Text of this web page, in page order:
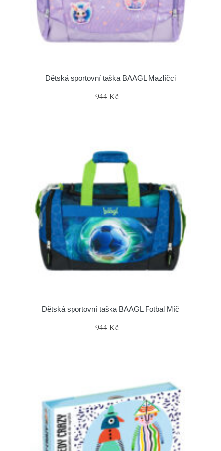
Dětská sportovní taška BAAGL Mazlíčci
944 Kč
Dětská sportovní taška BAAGL Fotbal Míč
944 Kč